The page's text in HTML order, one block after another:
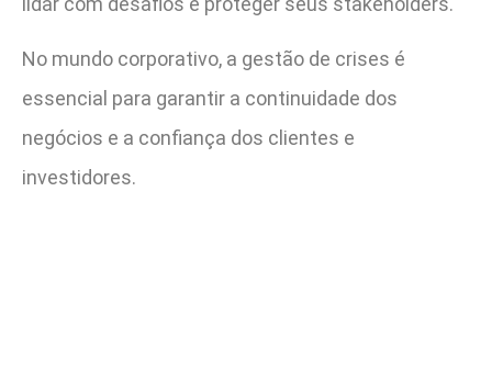
No mundo corporativo, a gestão de crises é
essencial para garantir a continuidade dos
negócios e a confiança dos clientes e
investidores.